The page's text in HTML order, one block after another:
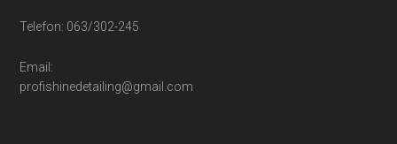
Telefon: 063/302-245
Email:
profishinedetailing@gmail.com